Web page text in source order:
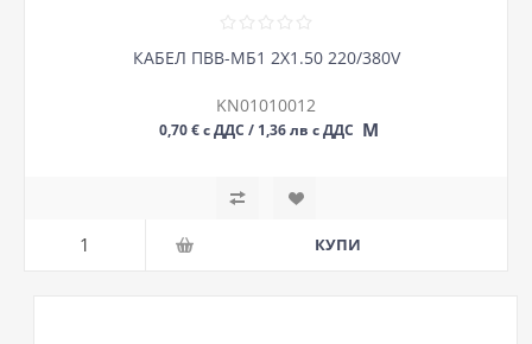
КАБЕЛ ПВВ-МБ1 2Х1.50 220/380V
KN01010012
0,70 € с ДДС / 1,36 лв с ДДС М